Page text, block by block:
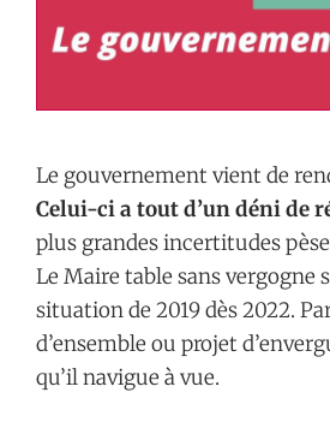
Le gouvernement vient de
Celui-ci a tout d’un déni de
plus grandes incertitudes
Le Maire table sans vergogne
situation de 2019 dès 2022.
d’ensemble ou projet
qu’il navigue à vue.